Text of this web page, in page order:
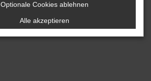
Optionale Cookies ablehnen
Alle akzeptieren